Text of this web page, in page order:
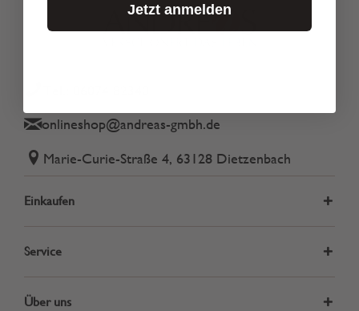
onlineshop@andreas-gmbh.de
Marie-Curie-Straße 4, 63128 Dietzenbach
Einkaufen
Service
Über uns
Jetzt anmelden